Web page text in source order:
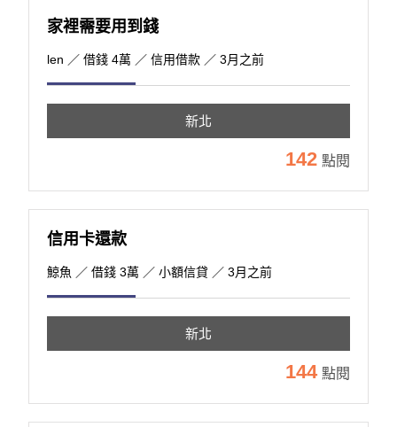
家裡需要用到錢
len ／ 借錢 4萬 ／ 信用借款 ／ 3月之前
新北
142 點閱
信用卡還款
鯨魚 ／ 借錢 3萬 ／ 小額信貸 ／ 3月之前
新北
144 點閱